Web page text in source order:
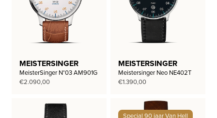
MEISTERSINGER
MeisterSinger N°03 AM901G
€2.090,00
MEISTERSINGER
Meistersinger Neo NE402T
€1.390,00
Special 90 jaar Van Hell